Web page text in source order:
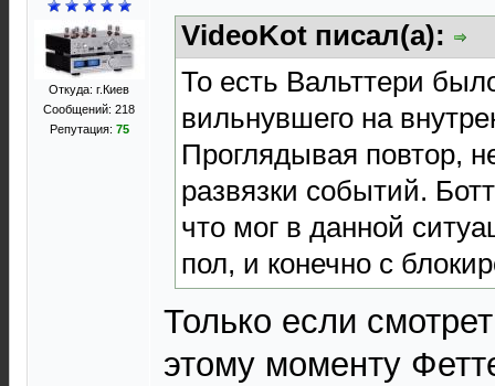
Откуда: г.Киев
Сообщений: 218
Репутация: 75
VideoKot писал(а):
То есть Вальттери
вильнувшего на
Проглядывая повтор,
развязки событий.
что мог в данной
пол, и конечно с
Только если
этому моменту